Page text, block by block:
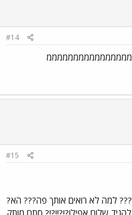
#14
#15
למה לא רואים אותך פה??? הא?
שלום אפילו?!?!!?!? סתם מותק